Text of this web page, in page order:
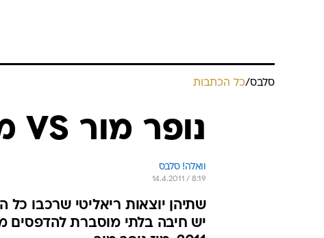
סלבס/כל הכתבות
נופר מור VS משי חוג'ה
וואלה! סלבס
14.4.2011 / 8:19
שתיהן יוצאות ריאליטי שרכבו כל
יש חיבה בלתי מוסברת להדפסים